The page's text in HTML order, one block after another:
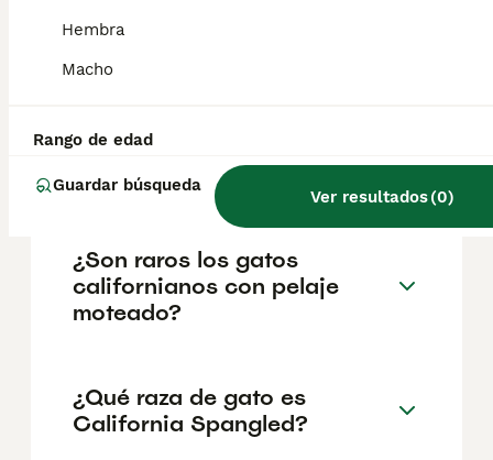
Hembra
Macho
Rango de edad
Guardar búsqueda
Ver resultados(0)
de 2020, la población era de 33,529
1,027 habitantes por kilómetro cuadrado.
¿California es estado o
país?
¿Son raros los gatos
californianos con pelaje
moteado?
¿Qué raza de gato es
California Spangled?